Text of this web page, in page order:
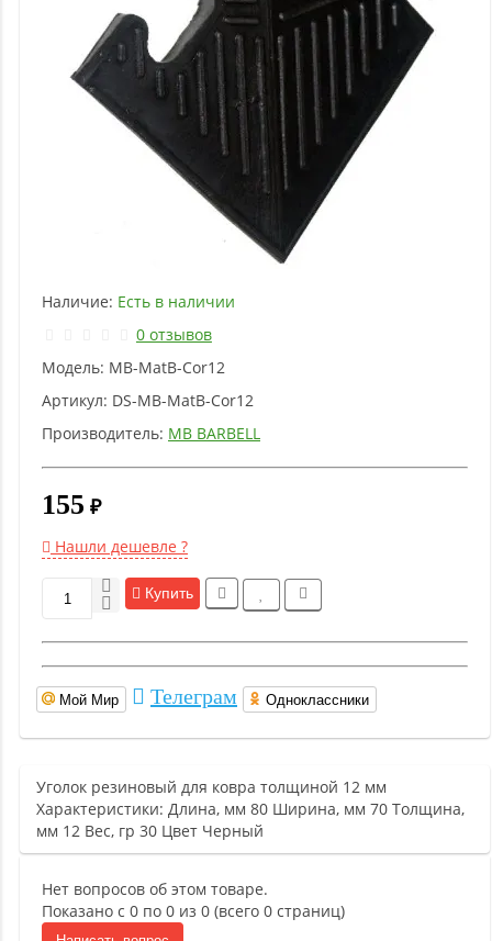
Наличие: Есть в наличии
0 отзывов
Модель: MB-MatB-Cor12
Артикул: DS-MB-MatB-Cor12
Производитель: MB BARBELL
155 ₽
Нашли дешевле ?
Купить
Мой Мир Телеграм Одноклассники
Уголок резиновый для ковра толщиной 12 мм
Характеристики: Длина, мм 80 Ширина, мм 70 Толщина,
мм 12 Вес, гр 30 Цвет Черный
Нет вопросов об этом товаре.
Показано с 0 по 0 из 0 (всего 0 страниц)